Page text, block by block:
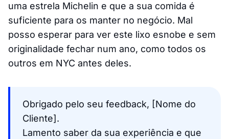
uma estrela Michelin e que a sua comida é
suficiente para os manter no negócio. Mal
posso esperar para ver este lixo esnobe e sem
originalidade fechar num ano, como todos os
outros em NYC antes deles.
Obrigado pelo seu feedback, [Nome do
Cliente].
Lamento saber da sua experiência e que